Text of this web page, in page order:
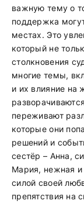
важную тему о
поддержка
местах. Это
который не
столкновения
многие темы,
и их влияние на
переживают
которые они
решений и
сестёр – Анна,
Мария, нежная
силой своей
препятствия на